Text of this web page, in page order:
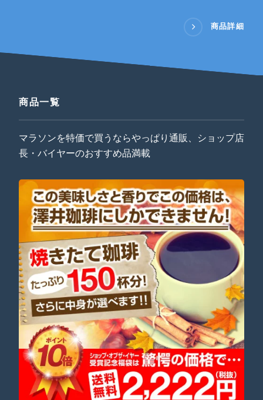
商品詳細
商品一覧
マラソンを特価で買うならやっぱり通販、ショップ店
長・バイヤーのおすすめ品満載